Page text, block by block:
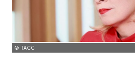
© ТАСС